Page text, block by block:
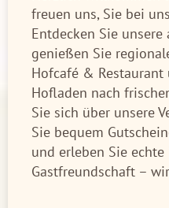
freuen uns, Sie bei
Entdecken Sie
genießen Sie
Hofcafé &
Hofladen nach
Sie sich über unsere
Sie bequem
und erleben Sie
Gastfreundschaft –